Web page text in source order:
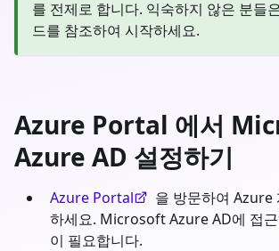
를 전제로 합니다. 익숙하지 않은 분들
드를 참조하여 시작하세요.
Azure Portal 에서
Azure AD 설정하기
Azure Portal
을 방문하여 Azure
하세요. Microsoft Azure AD에 접
이 필요합니다.